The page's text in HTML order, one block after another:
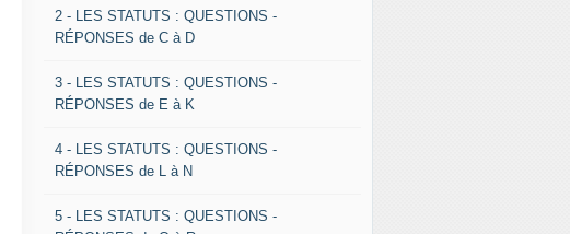
2 - LES STATUTS : QUESTIONS -
RÉPONSES de C à D
3 - LES STATUTS : QUESTIONS -
RÉPONSES de E à K
4 - LES STATUTS : QUESTIONS -
RÉPONSES de L à N
5 - LES STATUTS : QUESTIONS -